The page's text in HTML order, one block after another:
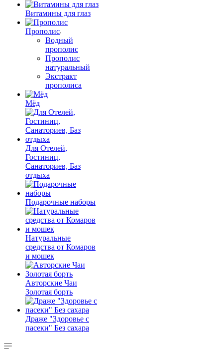
Витамины для глаз
Прополис
Водный
прополис
Прополис
натуральный
Экстракт
прополиса
Мёд
Для Отелей,
Гостиниц,
Санаториев, Баз
отдыха
Подарочные наборы
Натуральные
средства от Комаров
и мошек
Авторские Чаи
Золотая борть
Драже "Здоровье с
пасеки" Без сахара